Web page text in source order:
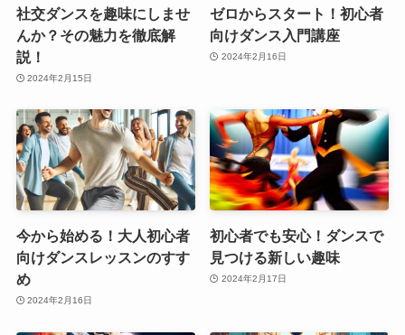
社交ダンスを趣味にしませ
んか？その魅力を徹底解
説！
2024年2月15日
ゼロからスタート！初心者
向けダンス入門講座
2024年2月16日
今から始める！大人初心者
向けダンスレッスンのすす
め
2024年2月16日
初心者でも安心！ダンスで
見つける新しい趣味
2024年2月17日